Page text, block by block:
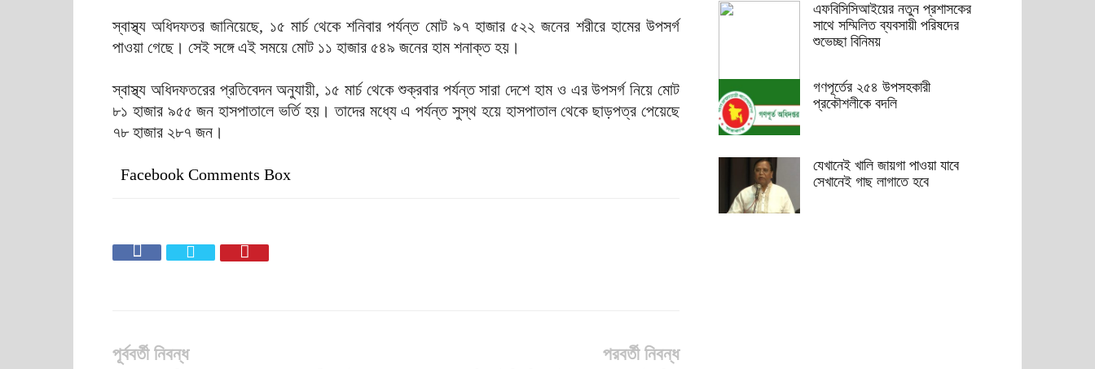
স্বাস্থ্য অধিদফতর জানিয়েছে, ১৫ মার্চ থেকে শনিবার পর্যন্ত মোট ৯৭ হাজার ৫২২ জনের শরীরে হামের উপসর্গ
পাওয়া গেছে। সেই সঙ্গে এই সময়ে মোট ১১ হাজার ৫৪৯ জনের হাম শনাক্ত হয়।
স্বাস্থ্য অধিদফতরের প্রতিবেদন অনুযায়ী, ১৫ মার্চ থেকে শুক্রবার পর্যন্ত সারা দেশে হাম ও এর উপসর্গ নিয়ে মোট
৮১ হাজার ৯৫৫ জন হাসপাতালে ভর্তি হয়। তাদের মধ্যে এ পর্যন্ত সুস্থ হয়ে হাসপাতাল থেকে ছাড়পত্র পেয়েছে
৭৮ হাজার ২৮৭ জন।
Facebook Comments Box
পূর্ববর্তী নিবন্ধ পরবর্তী নিবন্ধ
এফবিসিসিআইয়ের নতুন প্রশাসকের
সাথে সম্মিলিত ব্যবসায়ী পরিষদের
শুভেচ্ছা বিনিময়
গণপূর্তের ২৫৪ উপসহকারী
প্রকৌশলীকে বদলি
যেখানেই খালি জায়গা পাওয়া যাবে
সেখানেই গাছ লাগাতে হবে